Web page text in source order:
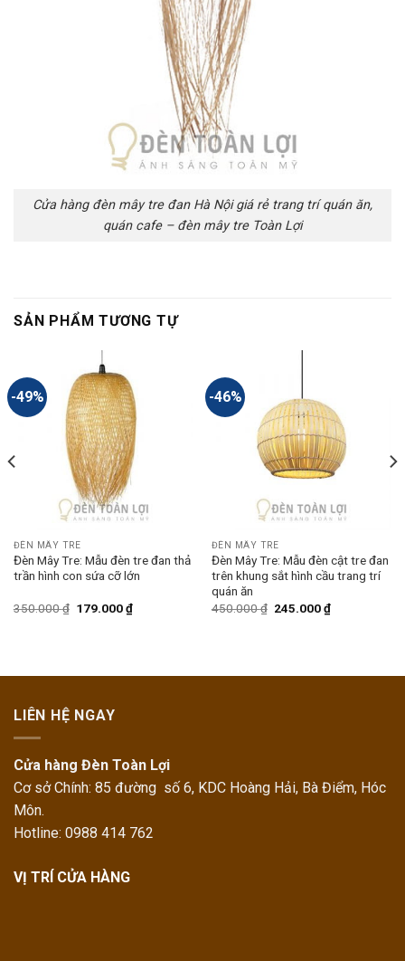
Cửa hàng đèn mây tre đan Hà Nội giá rẻ trang trí quán ăn,
quán cafe – đèn mây tre Toàn Lợi
SẢN PHẨM TƯƠNG TỰ
-49%
ĐÈN MÂY TRE
Đèn Mây Tre: Mẫu đèn tre đan thả
trần hình con sứa cỡ lớn
350.000₫ 179.000₫
-46%
ĐÈN MÂY TRE
Đèn Mây Tre: Mẫu đèn cật tre đan
trên khung sắt hình cầu trang trí
quán ăn
450.000₫ 245.000₫
LIÊN HỆ NGAY
Cửa hàng Đèn Toàn Lợi
Cơ sở Chính: 85 đường số 6, KDC Hoàng Hải, Bà Điểm, Hóc
Môn.
Hotline: 0988 414 762
VỊ TRÍ CỬA HÀNG